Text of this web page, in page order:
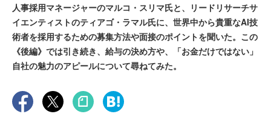
人事採用マネージャーのマルコ・スリマ氏と、リードリサーチサ
イエンティストのティアゴ・ラマル氏に、世界中から貴重なAI技
術者を採用するための募集方法や面接のポイントを聞いた。この
《後編》では引き続き、給与の決め方や、「お金だけではない」
自社の魅力のアピールについて尋ねてみた。